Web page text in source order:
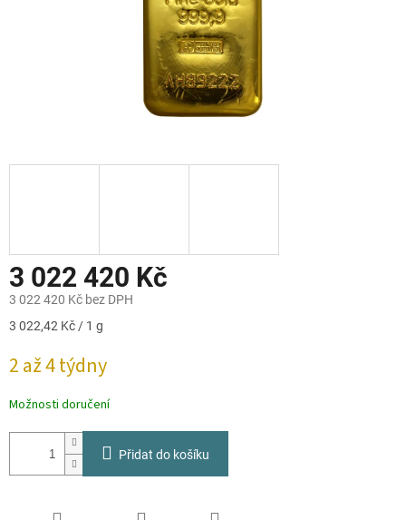
3 022 420 Kč
3 022 420 Kč bez DPH
Měrná
3 022,42 Kč / 1 g
2 až 4 týdny
Možnosti doručení
Přidat do košíku